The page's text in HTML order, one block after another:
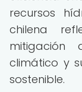
recursos
chilena
climático y
sostenible.